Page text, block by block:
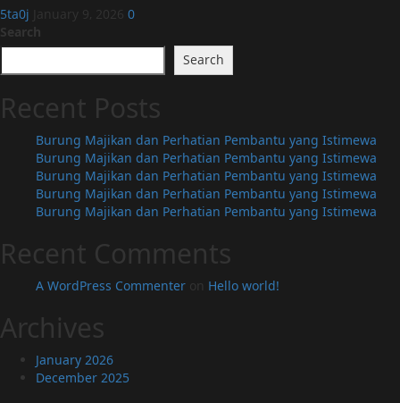
5ta0j January 9, 2026 0
Search
Search
Recent Posts
Burung Majikan dan Perhatian Pembantu yang Istimewa
Burung Majikan dan Perhatian Pembantu yang Istimewa
Burung Majikan dan Perhatian Pembantu yang Istimewa
Burung Majikan dan Perhatian Pembantu yang Istimewa
Burung Majikan dan Perhatian Pembantu yang Istimewa
Recent Comments
A WordPress Commenter on Hello world!
Archives
January 2026
December 2025